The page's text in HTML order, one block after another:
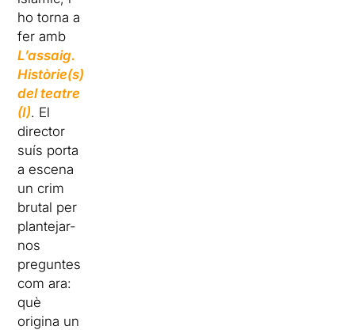
ho torna a
fer amb
L’assaig.
Històrie(s)
del teatre
(I). El
director
suís porta
a escena
un crim
brutal per
plantejar-
nos
preguntes
com ara:
què
origina un